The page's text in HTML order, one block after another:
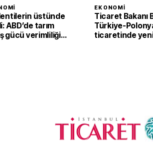
üstünde
ABD’de tarım
iş gücü verimliliği
EKONOMI
Ticaret Bakanı
Türkiye-
ticaretinde